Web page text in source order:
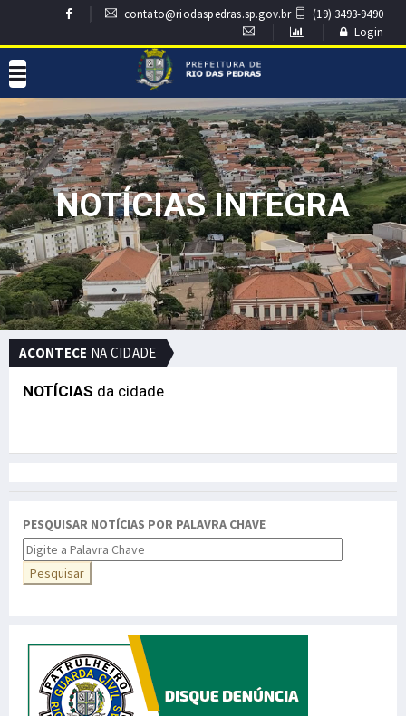
contato@riodaspedras.sp.gov.br
(19) 3493-9490
Login
NOTÍCIAS INTEGRA
ACONTECE NA CIDADE
NOTÍCIAS da cidade
PESQUISAR NOTÍCIAS POR PALAVRA CHAVE